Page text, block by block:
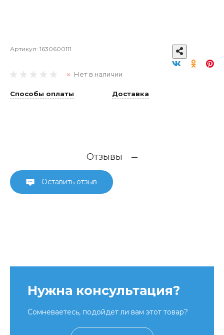
Артикул: 1630600111
Нет в наличии
Способы оплаты Доставка
Отзывы
Оставить отзыв
Нужна консультация?
Сомневаетесь, подойдет ли вам этот товар?